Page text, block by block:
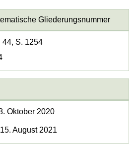
Gliederungsnummer
44, S. 1254
Oktober 2020
August 2021